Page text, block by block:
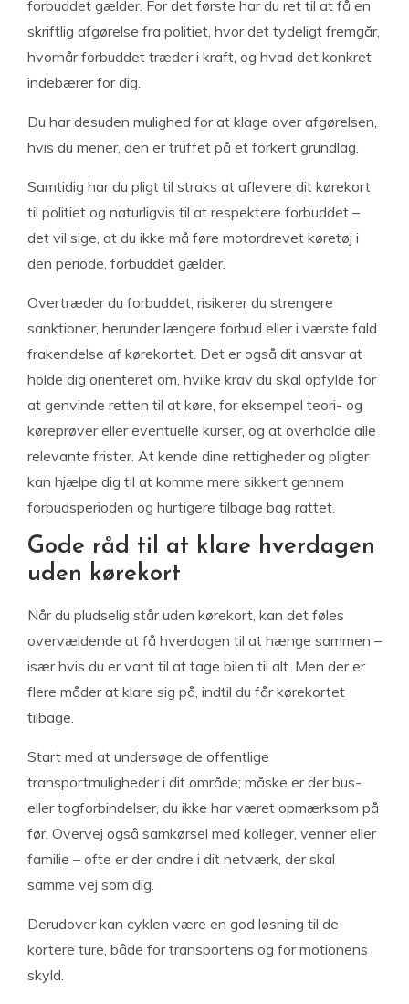
forbuddet gælder. For det første har du ret til at få en
skriftlig afgørelse fra politiet, hvor det tydeligt fremgår,
hvornår forbuddet træder i kraft, og hvad det konkret
indebærer for dig.
Du har desuden mulighed for at klage over afgørelsen,
hvis du mener, den er truffet på et forkert grundlag.
Samtidig har du pligt til straks at aflevere dit kørekort
til politiet og naturligvis til at respektere forbuddet –
det vil sige, at du ikke må føre motordrevet køretøj i
den periode, forbuddet gælder.
Overtræder du forbuddet, risikerer du strengere
sanktioner, herunder længere forbud eller i værste fald
frakendelse af kørekortet. Det er også dit ansvar at
holde dig orienteret om, hvilke krav du skal opfylde for
at genvinde retten til at køre, for eksempel teori- og
køreprøver eller eventuelle kurser, og at overholde alle
relevante frister. At kende dine rettigheder og pligter
kan hjælpe dig til at komme mere sikkert gennem
forbudsperioden og hurtigere tilbage bag rattet.
Gode råd til at klare hverdagen
uden kørekort
Når du pludselig står uden kørekort, kan det føles
overvældende at få hverdagen til at hænge sammen –
især hvis du er vant til at tage bilen til alt. Men der er
flere måder at klare sig på, indtil du får kørekortet
tilbage.
Start med at undersøge de offentlige
transportmuligheder i dit område; måske er der bus-
eller togforbindelser, du ikke har været opmærksom på
før. Overvej også samkørsel med kolleger, venner eller
familie – ofte er der andre i dit netværk, der skal
samme vej som dig.
Derudover kan cyklen være en god løsning til de
kortere ture, både for transportens og for motionens
skyld.